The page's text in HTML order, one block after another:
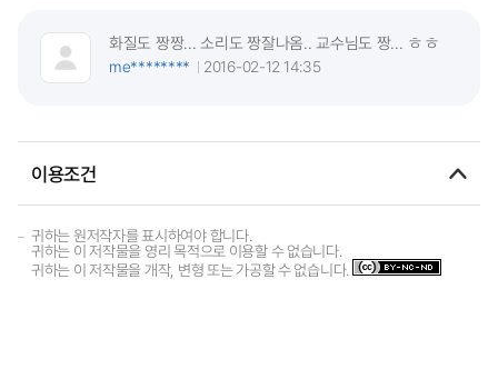
화질도 짱짱... 소리도 짱잘나옴.. 교수님도 짱... ㅎㅎ
me********
2016-02-12 14:35
이용조건
귀하는 원저작자를 표시하여야 합니다.
귀하는 이 저작물을 영리 목적으로 이용할 수 없습니다.
귀하는 이 저작물을 개작, 변형 또는 가공할 수 없습니다.